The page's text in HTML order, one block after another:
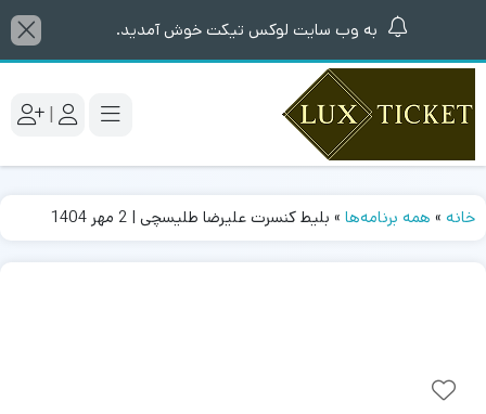
به وب سایت لوکس تیکت خوش آمدید.
|
خانه » همه برنامه‌ها » بلیط کنسرت علیرضا طلیسچی | 2 مهر 1404